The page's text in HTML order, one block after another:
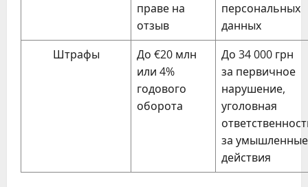
праве на
отзыв
персональных
данных
Штрафы
До €20 млн
или 4%
годового
оборота
До 34 000 грн
за первичное
нарушение,
уголовная
за умышленные
действия